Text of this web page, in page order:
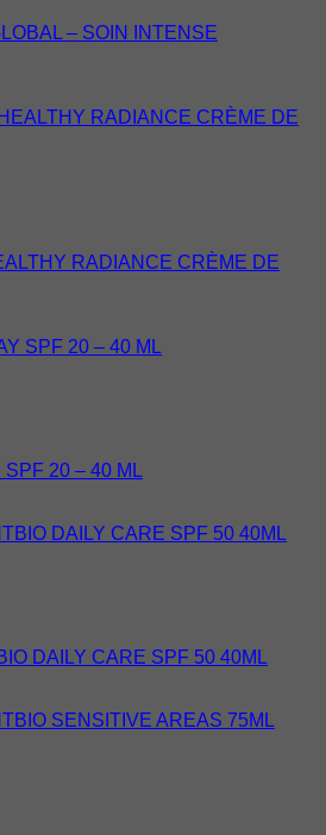
– SOIN INTENSE
RADIANCE CRÈME DE
20 – 40 ML
DAILY CARE SPF 50 40ML